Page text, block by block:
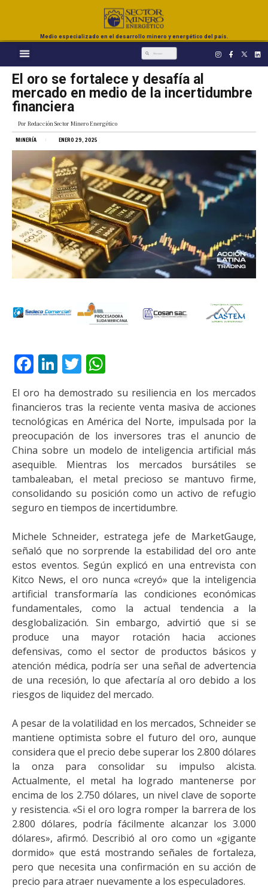
Medio especializado en el desarrollo minero y energético del país.
El oro se fortalece y desafía al
mercado en medio de la incertidumbre
financiera
Por Redacción Sector Minero Energético
MINERÍA ENERO 29, 2025
Facebook
LinkedIn
Twitter
El oro ha demostrado su resiliencia en los mercados
financieros tras la reciente venta masiva de acciones
tecnológicas en América del Norte, impulsada por la
preocupación de los inversores tras el anuncio de
China sobre un modelo de inteligencia artificial más
asequible. Mientras los mercados bursátiles se
tambaleaban, el metal precioso se mantuvo firme,
consolidando su posición como un activo de refugio
seguro en tiempos de incertidumbre.
Michele Schneider, estratega jefe de MarketGauge,
señaló que no sorprende la estabilidad del oro ante
estos eventos. Según explicó en una entrevista con
Kitco News, el oro nunca «creyó» que la inteligencia
artificial transformaría las condiciones económicas
fundamentales, como la actual tendencia a la
desglobalización. Sin embargo, advirtió que si se
produce una mayor rotación hacia acciones
defensivas, como el sector de productos básicos y
atención médica, podría ser una señal de advertencia
de una recesión, lo que afectaría al oro debido a los
riesgos de liquidez del mercado.
A pesar de la volatilidad en los mercados, Schneider se
mantiene optimista sobre el futuro del oro, aunque
considera que el precio debe superar los 2.800 dólares
la onza para consolidar su impulso alcista.
Actualmente, el metal ha logrado mantenerse por
encima de los 2.750 dólares, un nivel clave de soporte
y resistencia. «Si el oro logra romper la barrera de los
2.800 dólares, podría fácilmente alcanzar los 3.000
dólares», afirmó. Describió al oro como un «gigante
dormido» que está mostrando señales de fortaleza,
pero que necesita una confirmación en su acción de
precio para atraer nuevamente a los especuladores.